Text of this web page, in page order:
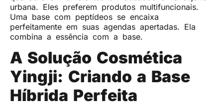
urbana. Eles preferem produtos multifuncionais.
Uma base com peptídeos se encaixa
perfeitamente em suas agendas apertadas. Ela
combina a essência com a base.
A Solução Cosmética
Yingji: Criando a Base
Híbrida Perfeita